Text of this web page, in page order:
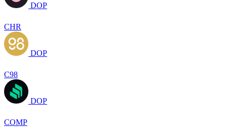
DOP
CHR
DOP
C98
DOP
COMP